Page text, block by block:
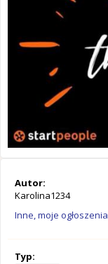
Autor:
Karolina1234
Inne, moje ogłoszenia
Typ: